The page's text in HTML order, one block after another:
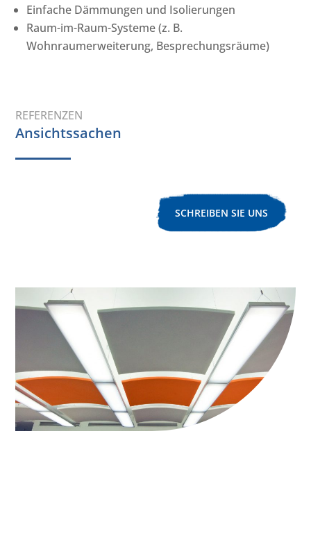
Einfache Dämmungen und Isolierungen
Raum-im-Raum-Systeme (z. B.
Wohnraumerweiterung, Besprechungsräume)
REFERENZEN
Ansichtssachen
SCHREIBEN SIE UNS